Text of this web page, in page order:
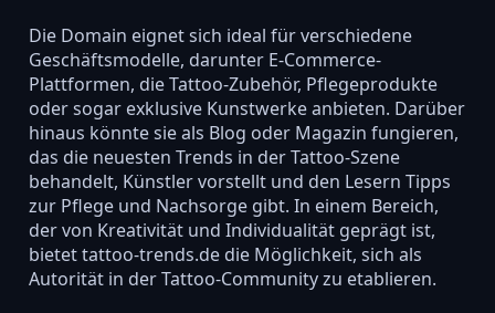
Die Domain eignet sich ideal für verschiedene
Geschäftsmodelle, darunter E-Commerce-
Plattformen, die Tattoo-Zubehör, Pflegeprodukte
oder sogar exklusive Kunstwerke anbieten. Darüber
hinaus könnte sie als Blog oder Magazin fungieren,
das die neuesten Trends in der Tattoo-Szene
behandelt, Künstler vorstellt und den Lesern Tipps
zur Pflege und Nachsorge gibt. In einem Bereich,
der von Kreativität und Individualität geprägt ist,
bietet tattoo-trends.de die Möglichkeit, sich als
Autorität in der Tattoo-Community zu etablieren.